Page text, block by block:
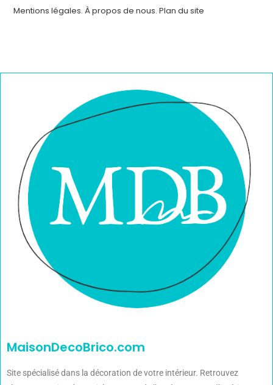
Mentions légales.À propos de nous.Plan du site
MaisonDecoBrico.com
Site spécialisé dans la décoration de votre intérieur. Retrouvez